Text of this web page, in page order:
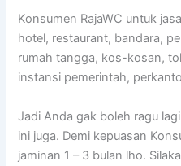
Konsumen RajaWC untuk
hotel, restaurant, bandara,
rumah tangga, kos-kosan,
instansi pemerintah,
Jadi Anda gak boleh ragu
ini juga. Demi kepuasan
jaminan 1 – 3 bulan lho.